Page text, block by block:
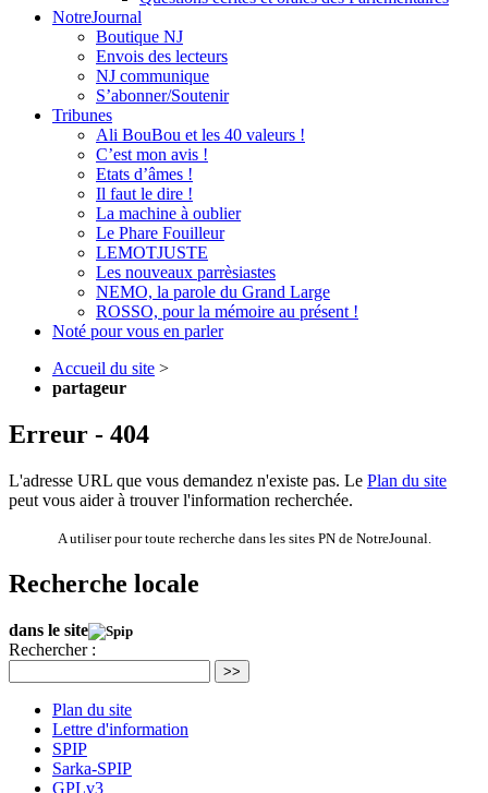
NotreJournal
Boutique NJ
Envois des lecteurs
NJ communique
S’abonner/Soutenir
Tribunes
Ali BouBou et les 40 valeurs !
C’est mon avis !
Etats d’âmes !
Il faut le dire !
La machine à oublier
Le Phare Fouilleur
LEMOTJUSTE
Les nouveaux parrèsiastes
NEMO, la parole du Grand Large
ROSSO, pour la mémoire au présent !
Noté pour vous en parler
Accueil du site >
partageur
Erreur - 404
L'adresse URL que vous demandez n'existe pas. Le Plan du site
peut vous aider à trouver l'information recherchée.
A utiliser pour toute recherche dans les sites PN de NotreJounal.
Recherche locale
dans le site
Rechercher :
>>
Plan du site
Lettre d'information
SPIP
Sarka-SPIP
GPLv3